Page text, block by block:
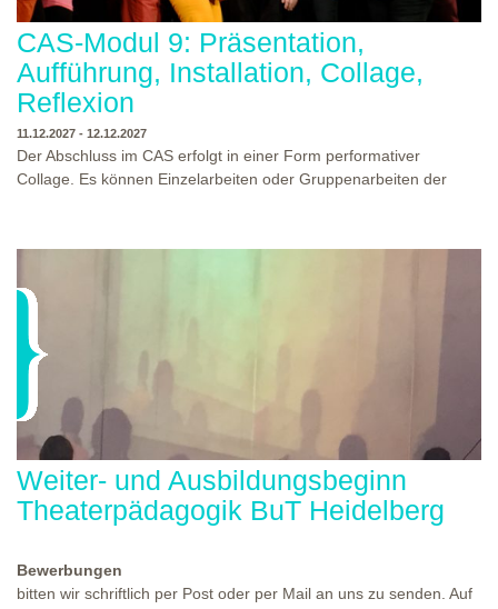
CAS-Modul 9: Präsentation,
Aufführung, Installation, Collage,
Reflexion
11.12.2027 - 12.12.2027
Der Abschluss im CAS erfolgt in einer Form performativer
Collage. Es können Einzelarbeiten oder Gruppenarbeiten der
Ausbildungsprogramm zu erleben. Die Studierenden des
oder Präsentation. Wir freuen uns über Begegnungen und
WO?
Weiter- und Ausbildungsbeginn
Theaterpädagogik BuT Heidelberg
Bewerbungen
bitten wir schriftlich per Post oder per Mail an uns zu senden. Auf